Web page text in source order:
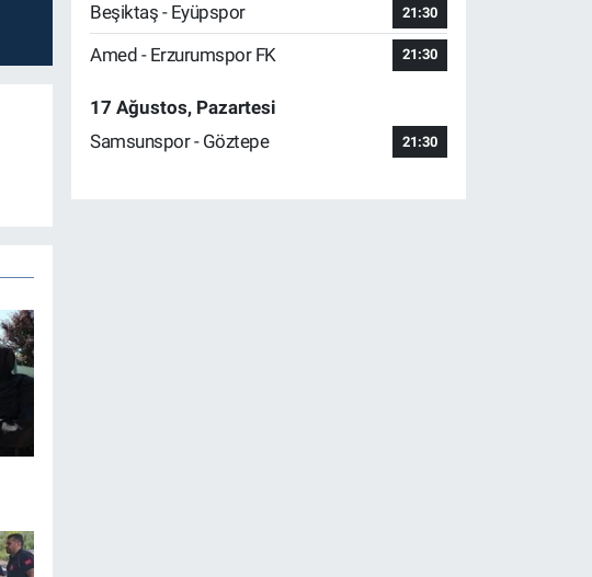
Beşiktaş - Eyüpspor 21:30
Amed - Erzurumspor FK 21:30
17 Ağustos, Pazartesi
Samsunspor - Göztepe
21:30